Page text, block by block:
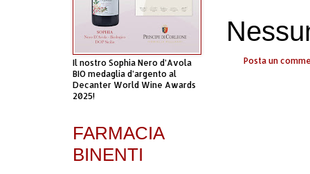
Posta un
Il nostro Sophia Nero d’Avola
BIO medaglia d’argento al
Decanter World Wine Awards
2025!
FARMACIA
BINENTI